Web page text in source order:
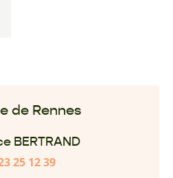
de Rennes
BERTRAND
25 12 39